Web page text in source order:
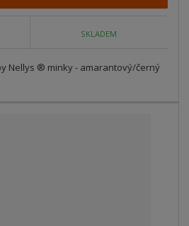
SKLADEM
Nellys ® minky - amarantový/černý